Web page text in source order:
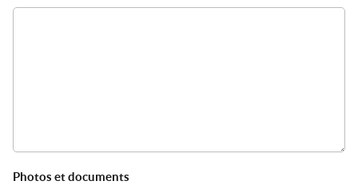
Photos et documents